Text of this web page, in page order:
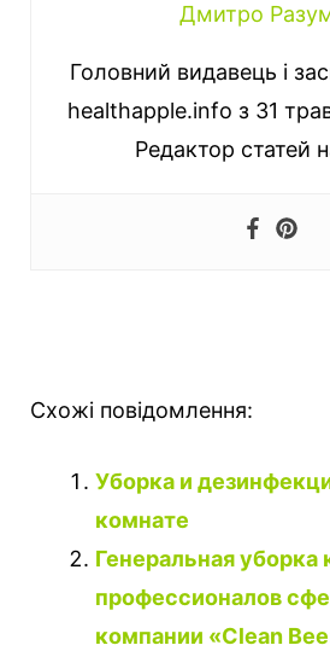
Дмитро
Головний видавець і
healthapple.info з 31
Редактор статей
Схожі повідомлення:
Уборка и
комнате
Генеральная уборка
профессионалов
компании «Clean